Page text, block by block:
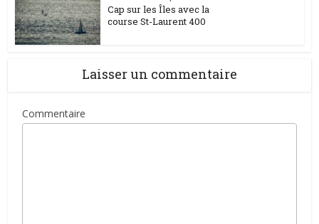
Cap sur les Îles avec la
course St-Laurent 400
Laisser un commentaire
Commentaire